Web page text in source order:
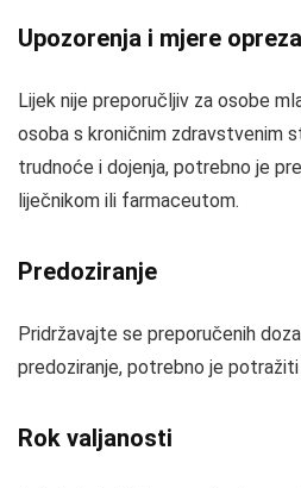
Upozorenja i mjere opreza
Lijek nije preporučljiv za osobe
osoba s kroničnim zdravstvenim
trudnoće i dojenja, potrebno je
liječnikom ili farmaceutom.
Predoziranje
Pridržavajte se preporučenih
predoziranje, potrebno je
Rok valjanosti